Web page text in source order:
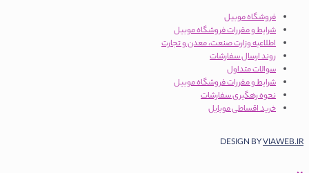
فروشگاه موبیل
شرایط و مقررات فروشگاه موبیل
اطلاعیه وزارت صنعت، معدن و تجارت
روند ارسال سفارشات
سوالات متداول
شرایط و مقررات فروشگاه موبیل
نحوه رهگیری سفارشات
خرید اقساطی موبایل
DESIGN BY